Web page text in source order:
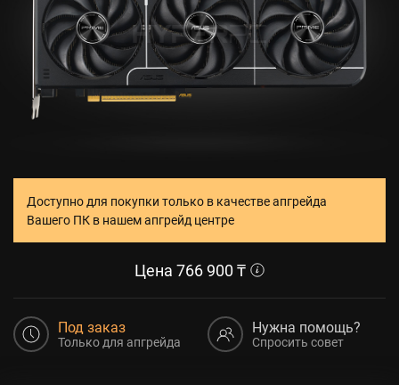
Доступно для покупки только в качестве апгрейда
Вашего ПК в нашем апгрейд центре
Цена 766 900 ₸
Под заказ
Только для апгрейда
Нужна помощь?
Спросить совет